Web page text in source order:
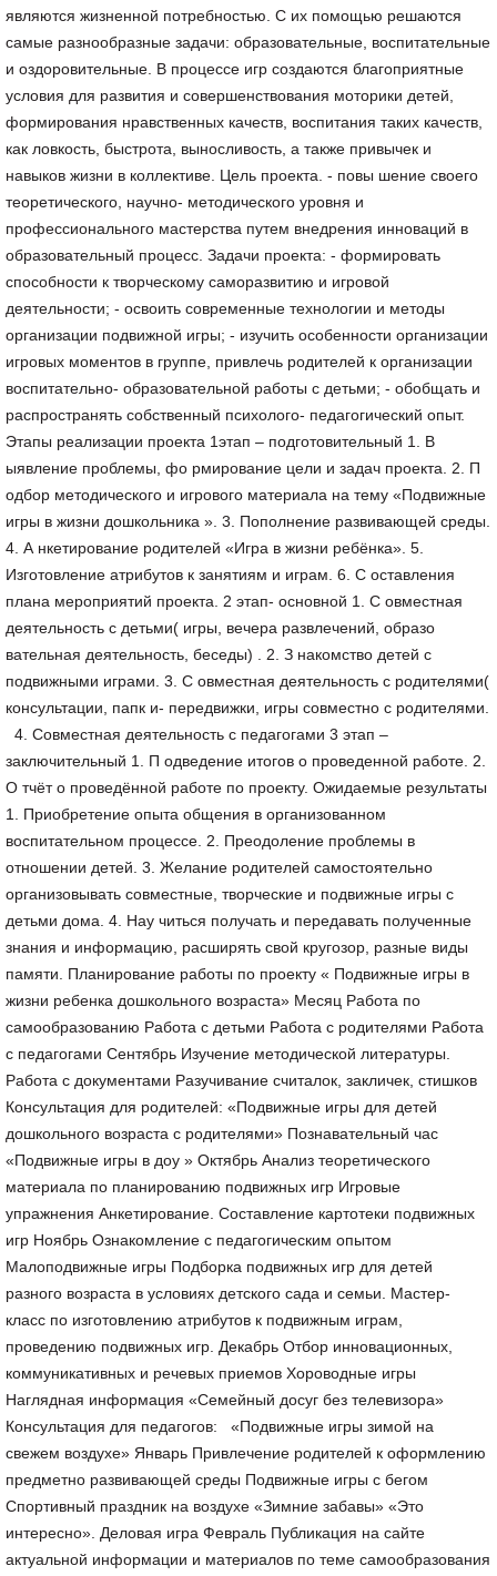
являются жизненной потребностью. С их помощью решаются
самые разнообразные задачи: образовательные, воспитательные
и оздоровительные. В процессе игр создаются благоприятные
условия для развития и совершенствования моторики детей,
формирования нравственных качеств, воспитания таких качеств,
как ловкость, быстрота, выносливость, а также привычек и
навыков жизни в коллективе. Цель проекта. - повы шение своего
теоретического, научно- методического уровня и
профессионального мастерства путем внедрения инноваций в
образовательный процесс. Задачи проекта: - формировать
способности к творческому саморазвитию и игровой
деятельности; - освоить современные технологии и методы
организации подвижной игры; - изучить особенности организации
игровых моментов в группе, привлечь родителей к организации
воспитательно- образовательной работы с детьми; - обобщать и
распространять собственный психолого- педагогический опыт.
Этапы реализации проекта 1этап – подготовительный 1. В
ыявление проблемы, фо рмирование цели и задач проекта. 2. П
одбор методического и игрового материала на тему «Подвижные
игры в жизни дошкольника ». 3. Пополнение развивающей среды.
4. А нкетирование родителей «Игра в жизни ребёнка». 5.
Изготовление атрибутов к занятиям и играм. 6. С оставления
плана мероприятий проекта. 2 этап- основной 1. С овместная
деятельность с детьми( игры, вечера развлечений, образо
вательная деятельность, беседы) . 2. З накомство детей с
подвижными играми. 3. С овместная деятельность с родителями(
консультации, папк и- передвижки, игры совместно с родителями.
4. Совместная деятельность с педагогами 3 этап –
заключительный 1. П одведение итогов о проведенной работе. 2.
О тчёт о проведённой работе по проекту. Ожидаемые результаты
1. Приобретение опыта общения в организованном
воспитательном процессе. 2. Преодоление проблемы в
отношении детей. 3. Желание родителей самостоятельно
организовывать совместные, творческие и подвижные игры с
детьми дома. 4. Нау читься получать и передавать полученные
знания и информацию, расширять свой кругозор, разные виды
памяти. Планирование работы по проекту « Подвижные игры в
жизни ребенка дошкольного возраста» Месяц Работа по
самообразованию Работа с детьми Работа с родителями Работа
с педагогами Сентябрь Изучение методической литературы.
Работа с документами Разучивание считалок, закличек, стишков
Консультация для родителей: «Подвижные игры для детей
дошкольного возраста с родителями» Познавательный час
«Подвижные игры в доу » Октябрь Анализ теоретического
материала по планированию подвижных игр Игровые
упражнения Анкетирование. Составление картотеки подвижных
игр Ноябрь Ознакомление с педагогическим опытом
Малоподвижные игры Подборка подвижных игр для детей
разного возраста в условиях детского сада и семьи. Мастер-
класс по изготовлению атрибутов к подвижным играм,
проведению подвижных игр. Декабрь Отбор инновационных,
коммуникативных и речевых приемов Хороводные игры
Наглядная информация «Семейный досуг без телевизора»
Консультация для педагогов: «Подвижные игры зимой на
свежем воздухе» Январь Привлечение родителей к оформлению
предметно развивающей среды Подвижные игры с бегом
Спортивный праздник на воздухе «Зимние забавы» «Это
интересно». Деловая игра Февраль Публикация на сайте
актуальной информации и материалов по теме самообразования